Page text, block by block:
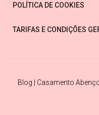
POLÍTICA DE COOKIES
TARIFAS E CONDIÇÕES
Blog | Casamento